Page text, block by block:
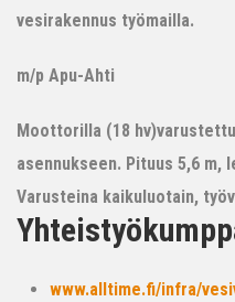
vesirakennus työmailla.
m/p Apu-Ahti
Moottorilla (18
asennukseen. Pituus 5,6 m,
Varusteina kaikuluotain,
www.alltime.fi/infra/